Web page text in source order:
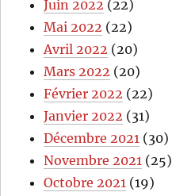
Juin 2022 (22)
Mai 2022 (22)
Avril 2022 (20)
Mars 2022 (20)
Février 2022 (22)
Janvier 2022 (31)
Décembre 2021 (30)
Novembre 2021 (25)
Octobre 2021 (19)